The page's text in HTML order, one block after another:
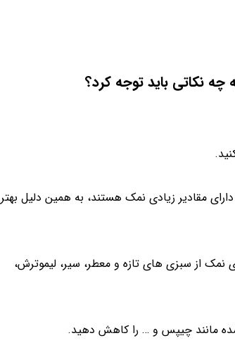
نکاتی باید توجه کرد؟
مقادیر زیادی نمک هستند، به همین دلیل بهتر
از سبزی های تازه و معطر، سیر، لیموترش،
مانند چیپس و … را کاهش دهید.